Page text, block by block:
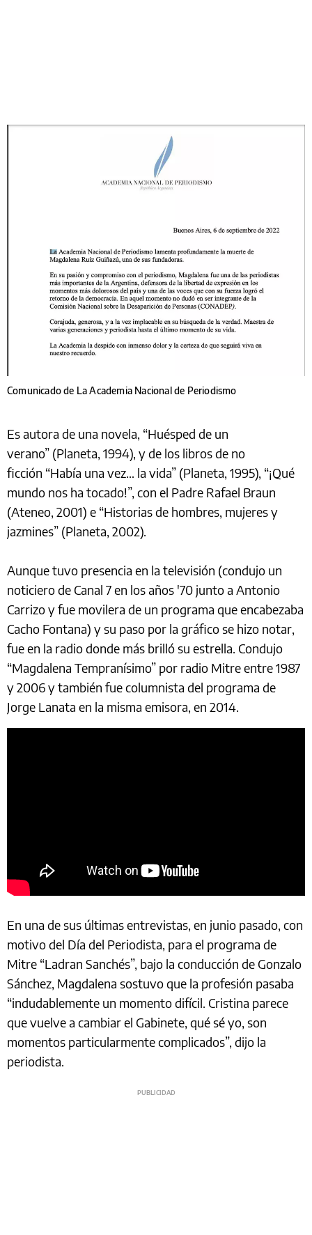
Comunicado de La Academia Nacional de Periodismo
Es autora de una novela, “Huésped de un
verano” (Planeta, 1994), y de los libros de no
ficción “Había una vez… la vida” (Planeta, 1995), “¡Qué
mundo nos ha tocado!”, con el Padre Rafael Braun
(Ateneo, 2001) e “Historias de hombres, mujeres y
jazmines” (Planeta, 2002).
Aunque tuvo presencia en la televisión (condujo un
noticiero de Canal 7 en los años '70 junto a Antonio
Carrizo y fue movilera de un programa que encabezaba
Cacho Fontana) y su paso por la gráfico se hizo notar,
fue en la radio donde más brilló su estrella. Condujo
“Magdalena Tempranísimo” por radio Mitre entre 1987
y 2006 y también fue columnista del programa de
Jorge Lanata en la misma emisora, en 2014.
En una de sus últimas entrevistas, en junio pasado, con
motivo del Día del Periodista, para el programa de
Mitre “Ladran Sanchés”, bajo la conducción de Gonzalo
Sánchez, Magdalena sostuvo que la profesión pasaba
“indudablemente un momento difícil. Cristina parece
que vuelve a cambiar el Gabinete, qué sé yo, son
momentos particularmente complicados”, dijo la
periodista.